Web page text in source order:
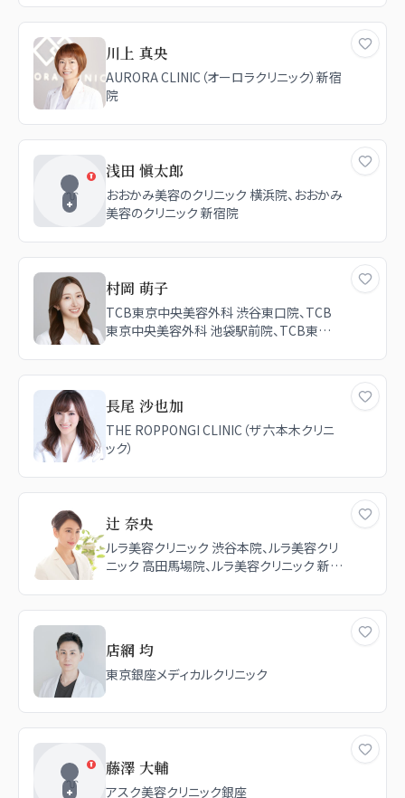
川上 真央
AURORA CLINIC（オーロラクリニック）新宿
院
浅田 愼太郎
おおかみ美容のクリニック 横浜院、おおかみ
美容のクリニック 新宿院
村岡 萌子
TCB東京中央美容外科 渋谷東口院、TCB
東京中央美容外科 池袋駅前院、TCB東京
TCB東京中央美容外科 千葉駅前院
長尾 沙也加
THE ROPPONGI CLINIC（ザ 六本木クリニ
ック）
辻 奈央
ルラ美容クリニック 渋谷本院、ルラ美容クリ
ニック 高田馬場院、ルラ美容クリニック 新宿
店網 均
東京銀座メディカルクリニック
藤澤 大輔
アスク美容クリニック銀座